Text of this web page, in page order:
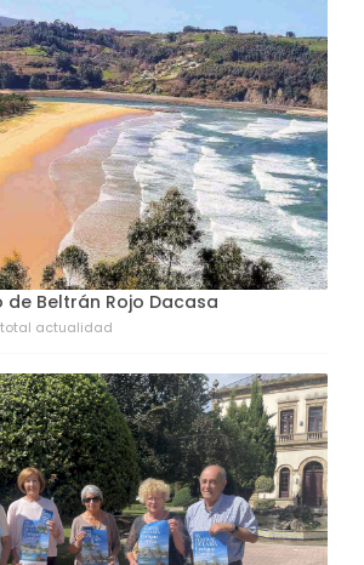
de Beltrán Rojo Dacasa
total actualidad